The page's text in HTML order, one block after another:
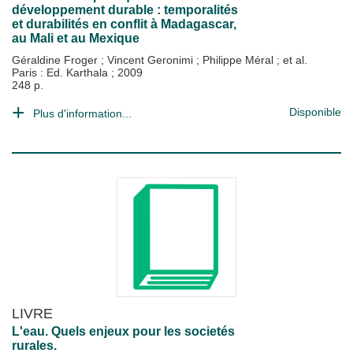
développement durable : temporalités
et durabilités en conflit à Madagascar,
au Mali et au Mexique
Géraldine Froger ; Vincent Geronimi ; Philippe Méral ; et al.
Paris : Ed. Karthala ; 2009
248 p.
Plus d'information... Disponible
LIVRE
L'eau. Quels enjeux pour les societés
rurales.